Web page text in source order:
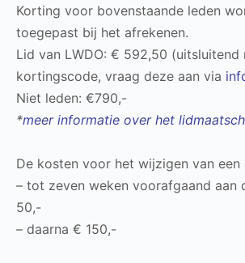
Korting voor bovenstaande leden
toegepast bij het afrekenen.
Lid van LWDO: € 592,50 (uitsluitend
kortingscode, vraag deze aan via
Niet leden: €790,-
*meer informatie over het
De kosten voor het wijzigen van
– tot zeven weken voorafgaand aan
50,-
– daarna € 150,-